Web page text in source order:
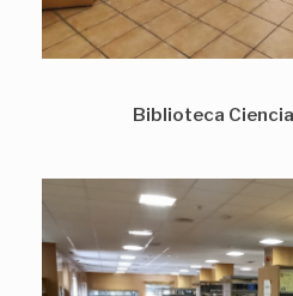
Biblioteca